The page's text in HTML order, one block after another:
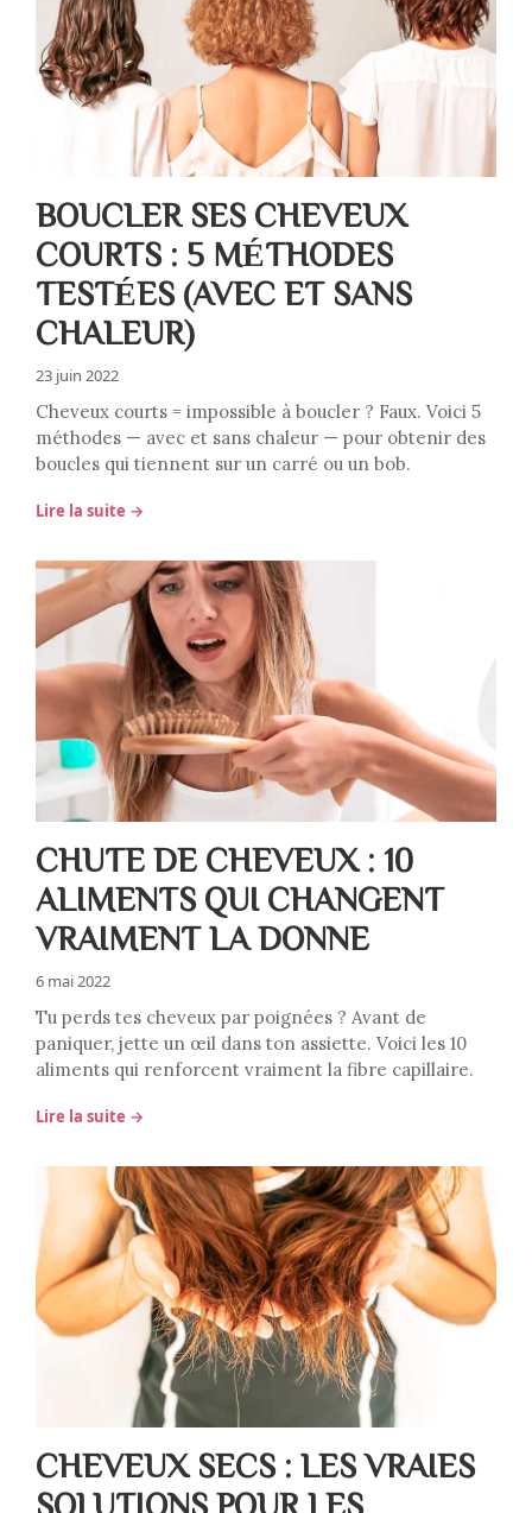
BOUCLER SES CHEVEUX
COURTS : 5 MÉTHODES
TESTÉES (AVEC ET SANS
CHALEUR)
23 juin 2022
Cheveux courts = impossible à boucler ? Faux. Voici 5
méthodes — avec et sans chaleur — pour obtenir des
boucles qui tiennent sur un carré ou un bob.
Lire la suite →
CHUTE DE CHEVEUX : 10
ALIMENTS QUI CHANGENT
VRAIMENT LA DONNE
6 mai 2022
Tu perds tes cheveux par poignées ? Avant de
paniquer, jette un œil dans ton assiette. Voici les 10
aliments qui renforcent vraiment la fibre capillaire.
Lire la suite →
CHEVEUX SECS : LES VRAIES
SOLUTIONS POUR LES